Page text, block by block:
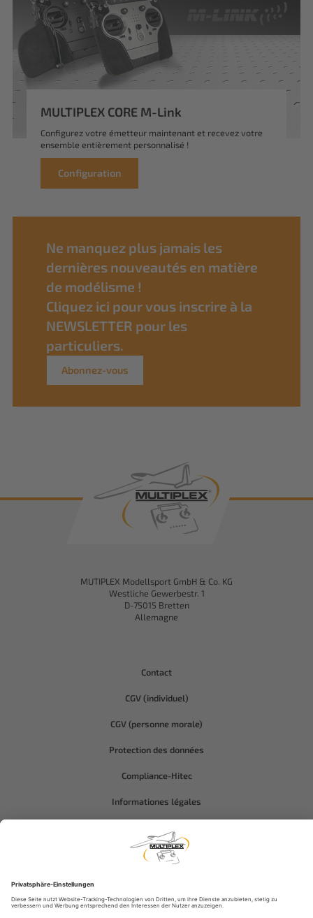
MULTIPLEX CORE M-Link
Configurez votre émetteur maintenant et recevez votre
ensemble entièrement personnalisé !
Configuration
Ne manquez plus jamais les
dernières nouveautés en matière
de modélisme !
Cliquez ici pour vous inscrire à la
NEWSLETTER pour les
particuliers.
Abonnez-vous
MUTIPLEX Modellsport GmbH & Co. KG
Westliche Gewerbestr. 1
D-75015 Bretten
Allemagne
Contact
CGV (individuel)
CGV (personne morale)
Protection des données
Compliance-Hitec
Informationes légales